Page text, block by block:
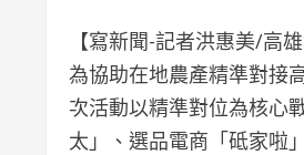
【寫新聞-記者洪惠美/高雄
為協助在地農產精準對接
次活動以精準對位為核心
太」、選品電商「砥家啦